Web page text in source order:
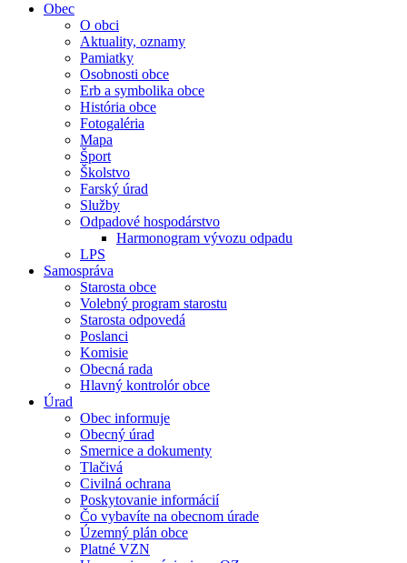
Obec
O obci
Aktuality, oznamy
Pamiatky
Osobnosti obce
Erb a symbolika obce
História obce
Fotogaléria
Mapa
Šport
Školstvo
Farský úrad
Služby
Odpadové hospodárstvo
Harmonogram vývozu odpadu
LPS
Samospráva
Starosta obce
Volebný program starostu
Starosta odpovedá
Poslanci
Komisie
Obecná rada
Hlavný kontrolór obce
Úrad
Obec informuje
Obecný úrad
Smernice a dokumenty
Tlačivá
Civilná ochrana
Poskytovanie informácií
Čo vybavíte na obecnom úrade
Územný plán obce
Platné VZN